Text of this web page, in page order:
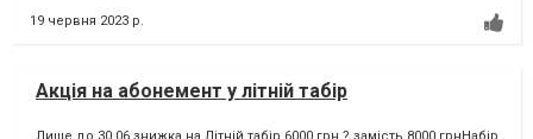
19 червня 2023 р.
Акція на абонемент у літній табір